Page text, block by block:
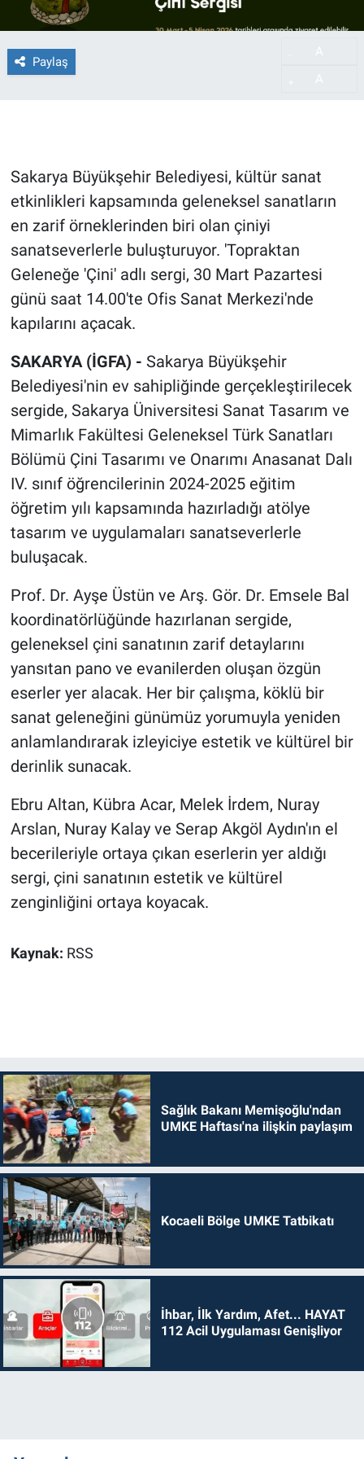
Paylaş
Sakarya Büyükşehir Belediyesi, kültür sanat
etkinlikleri kapsamında geleneksel sanatların
en zarif örneklerinden biri olan çiniyi
sanatseverlerle buluşturuyor. 'Topraktan
Geleneğe 'Çini' adlı sergi, 30 Mart Pazartesi
günü saat 14.00'te Ofis Sanat Merkezi'nde
kapılarını açacak.
SAKARYA (İGFA) - Sakarya Büyükşehir
Belediyesi'nin ev sahipliğinde gerçekleştirilecek
sergide, Sakarya Üniversitesi Sanat Tasarım ve
Mimarlık Fakültesi Geleneksel Türk Sanatları
Bölümü Çini Tasarımı ve Onarımı Anasanat Dalı
IV. sınıf öğrencilerinin 2024-2025 eğitim
öğretim yılı kapsamında hazırladığı atölye
tasarım ve uygulamaları sanatseverlerle
buluşacak.
Prof. Dr. Ayşe Üstün ve Arş. Gör. Dr. Emsele Bal
koordinatörlüğünde hazırlanan sergide,
geleneksel çini sanatının zarif detaylarını
yansıtan pano ve evanilerden oluşan özgün
eserler yer alacak. Her bir çalışma, köklü bir
sanat geleneğini günümüz yorumuyla yeniden
anlamlandırarak izleyiciye estetik ve kültürel bir
derinlik sunacak.
Ebru Altan, Kübra Acar, Melek İrdem, Nuray
Arslan, Nuray Kalay ve Serap Akgöl Aydın'ın el
becerileriyle ortaya çıkan eserlerin yer aldığı
sergi, çini sanatının estetik ve kültürel
zenginliğini ortaya koyacak.
Kaynak: RSS
Sağlık Bakanı Memişoğlu'ndan
UMKE Haftası'na ilişkin paylaşım
Kocaeli Bölge UMKE Tatbikatı
İhbar, İlk Yardım, Afet... HAYAT
112 Acil Uygulaması Genişliyor